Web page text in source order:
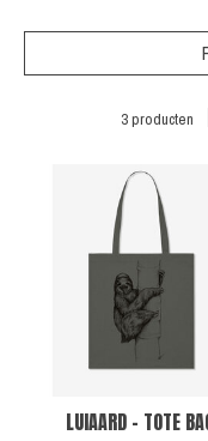
3 producten
LUIAARD - TOTE